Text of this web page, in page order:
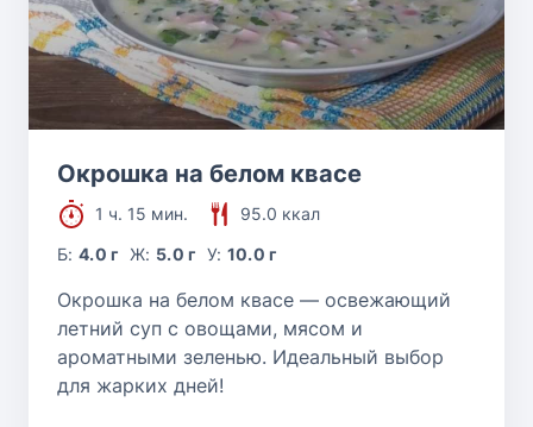
Окрошка на белом квасе
1 ч. 15 мин.
95.0 ккал
Б:4.0 г Ж: 5.0 г У: 10.0 г
Окрошка на белом квасе — освежающий
летний суп с овощами, мясом и
ароматными зеленью. Идеальный выбор
для жарких дней!